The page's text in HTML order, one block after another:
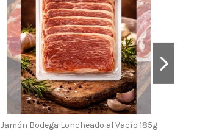
Jamón Bodega Loncheado al Vacío 185g